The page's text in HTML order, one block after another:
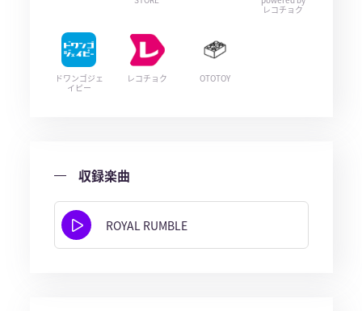
レコチョク
ドワンゴジェ
イピー
レコチョク OTOTOY
収録楽曲
ROYAL RUMBLE